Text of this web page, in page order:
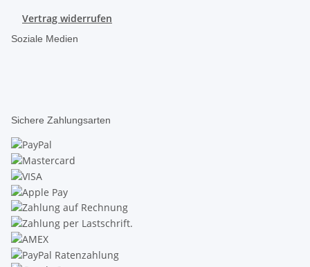
Vertrag widerrufen
Soziale Medien
Sichere Zahlungsarten